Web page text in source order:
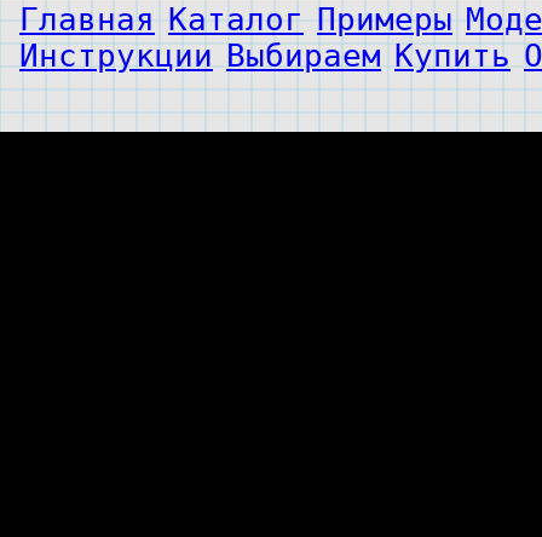
Главная Каталог Примеры
Инструкции Выбираем Купить